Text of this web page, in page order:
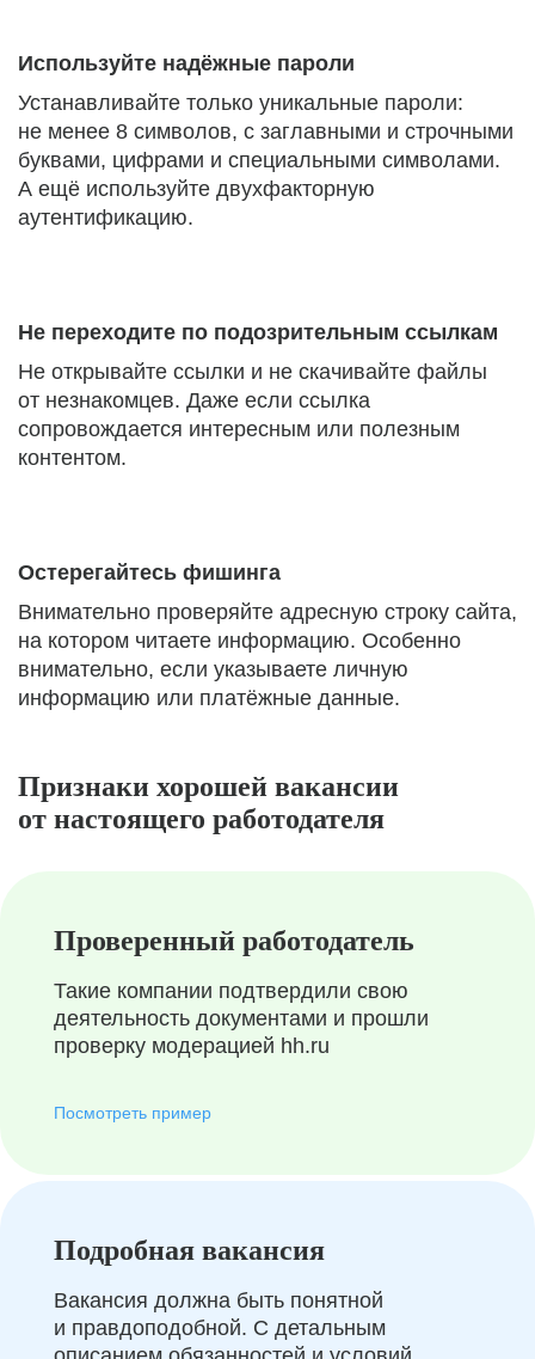
Используйте надёжные пароли
Устанавливайте только уникальные пароли:
не менее 8 символов, с заглавными и строчными
буквами, цифрами и специальными символами.
А ещё используйте двухфакторную
аутентификацию.
Не переходите по подозрительным ссылкам
Не открывайте ссылки и не скачивайте файлы
от незнакомцев. Даже если ссылка
сопровождается интересным или полезным
контентом.
Остерегайтесь фишинга
Внимательно проверяйте адресную строку сайта,
на котором читаете информацию. Особенно
внимательно, если указываете личную
информацию или платёжные данные.
Признаки хорошей вакансии
от настоящего работодателя
Проверенный работодатель
Такие компании подтвердили свою
деятельность документами и прошли
проверку модерацией hh.ru
Посмотреть пример
Подробная вакансия
Вакансия должна быть понятной
и правдоподобной. С детальным